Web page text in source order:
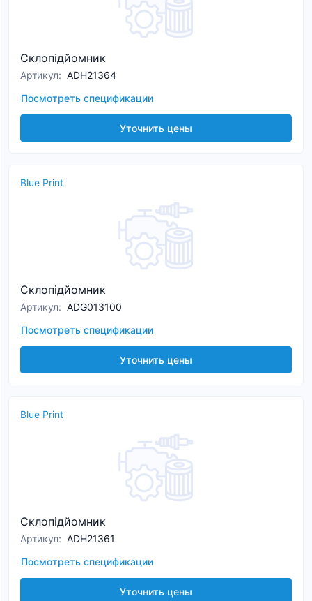
Склопідйомник
Артикул: ADH21364
Посмотреть спецификации
Уточнить цены
Blue Print
Склопідйомник
Артикул: ADG013100
Посмотреть спецификации
Уточнить цены
Blue Print
Склопідйомник
Артикул: ADH21361
Посмотреть спецификации
Уточнить цены